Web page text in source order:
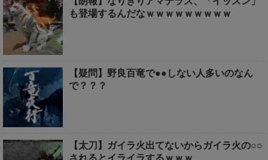
も登場するんだなｗｗｗｗｗｗｗｗｗ
【疑問】野良百竜で●●しない人多いのなん
で？？？
【太刀】ガイラ火出てないからガイラ火の○○